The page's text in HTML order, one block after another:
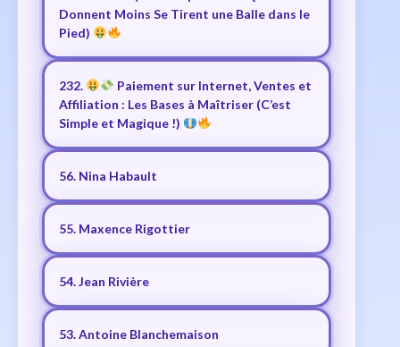
Donnent Moins Se Tirent une Balle dans le
Pied)
232.
Paiement sur Internet, Ventes et
Affiliation : Les Bases à Maîtriser (C’est
Simple et Magique !)
56. Nina Habault
55. Maxence Rigottier
54. Jean Rivière
53. Antoine Blanchemaison